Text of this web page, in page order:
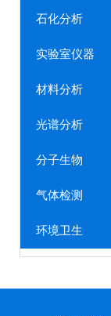
石化分析
实验室仪器
材料分析
光谱分析
分子生物
气体检测
环境卫生